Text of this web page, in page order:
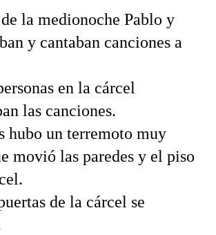
la medionoche Pablo y
y cantaban canciones a
en la cárcel
las canciones.
hubo un terremoto muy
movió las paredes y el piso
de la cárcel se